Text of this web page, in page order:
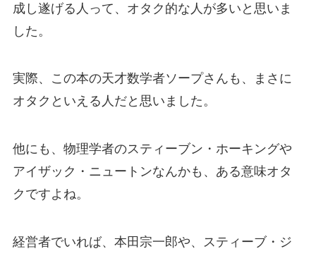
成し遂げる人って、オタク的な人が多いと思いま
した。
実際、この本の天才数学者ソープさんも、まさに
オタクといえる人だと思いました。
他にも、物理学者のスティーブン・ホーキングや
アイザック・ニュートンなんかも、ある意味オタ
クですよね。
経営者でいれば、本田宗一郎や、スティーブ・ジ